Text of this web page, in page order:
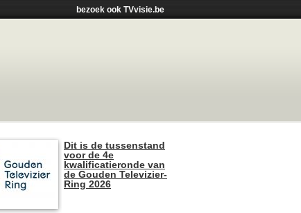
bezoek ook TVvisie.be
Dit is de tussenstand
voor de 4e
kwalificatieronde van
de Gouden Televizier-
Ring 2026